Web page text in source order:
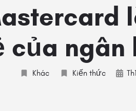
của ngân
Khác Kiến thức